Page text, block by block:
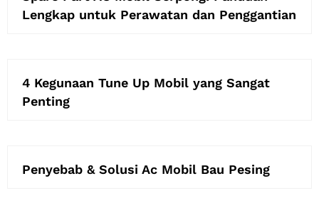
Lengkap untuk Perawatan dan Penggantian
4 Kegunaan Tune Up Mobil yang Sangat
Penting
Penyebab & Solusi Ac Mobil Bau Pesing